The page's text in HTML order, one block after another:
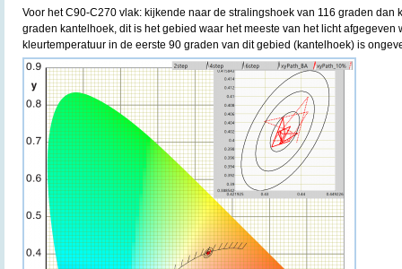
Voor het C90-C270 vlak: kijkende naar de stralingshoek van 116 graden dan
graden kantelhoek, dit is het gebied waar het meeste van het licht afgegeven
kleurtemperatuur in de eerste 90 graden van dit gebied (kantelhoek) is